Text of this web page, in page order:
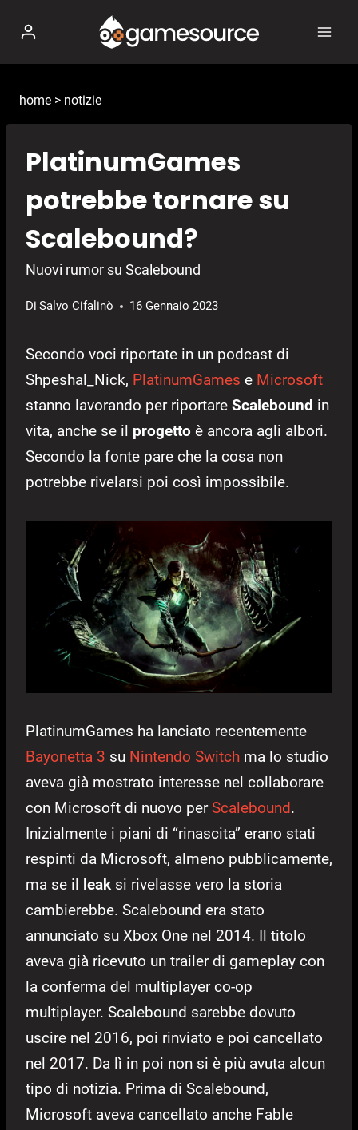
contenuto
home > notizie
PlatinumGames
potrebbe tornare su
Scalebound?
Nuovi rumor su Scalebound
Di Salvo Cifalinò 16 Gennaio 2023
Secondo voci riportate in un podcast di
Shpeshal_Nick, PlatinumGames e Microsoft
stanno lavorando per riportare Scalebound in
vita, anche se il progetto è ancora agli albori.
Secondo la fonte pare che la cosa non
potrebbe rivelarsi poi così impossibile.
PlatinumGames ha lanciato recentemente
Bayonetta 3 su Nintendo Switch ma lo studio
aveva già mostrato interesse nel collaborare
con Microsoft di nuovo perScalebound.
Inizialmente i piani di “rinascita” erano stati
respinti da Microsoft, almeno pubblicamente,
ma se il leak si rivelasse vero la storia
cambierebbe. Scalebound era stato
annunciato su Xbox One nel 2014. Il titolo
aveva già ricevuto un trailer di gameplay con
la conferma del multiplayer co-op
multiplayer. Scalebound sarebbe dovuto
uscire nel 2016, poi rinviato e poi cancellato
nel 2017. Da lì in poi non si è più avuta alcun
tipo di notizia. Prima di Scalebound,
Microsoft aveva cancellato anche Fable